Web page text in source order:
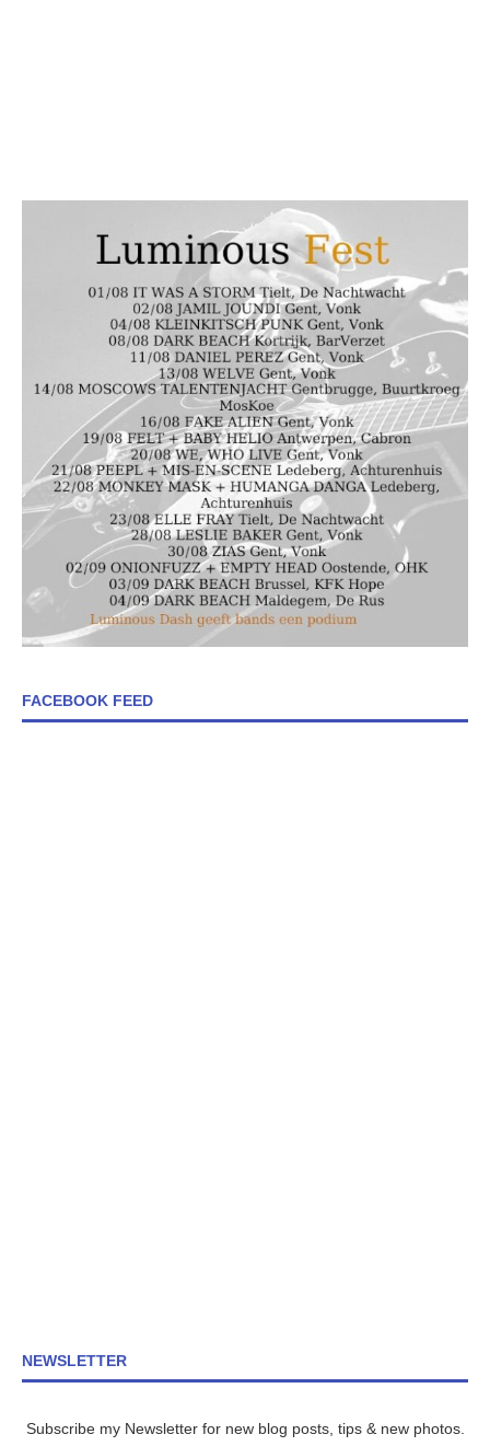
FACEBOOK FEED
NEWSLETTER
Subscribe my Newsletter for new blog posts, tips & new photos.